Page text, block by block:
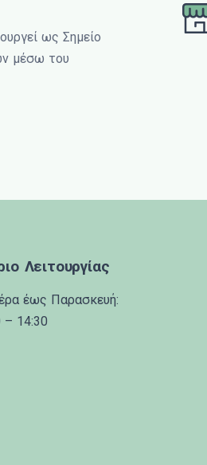
ως Σημείο
μέσω του
Λειτουργίας
έως Παρασκευή:
– 14:30